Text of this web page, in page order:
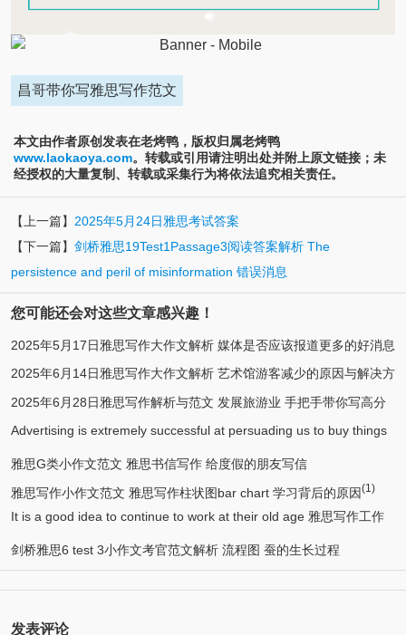
昌哥带你写雅思写作范文
本文由作者原创发表在老烤鸭，版权归属老烤鸭
www.laokaoya.com。转载或引用请注明出处并附上原文链接；未
经授权的大量复制、转载或采集行为将依法追究相关责任。
【上一篇】 2025年5月24日雅思考试答案
【下一篇】 剑桥雅思19Test1Passage3阅读答案解析 The
persistence and peril of misinformation 错误消息
您可能还会对这些文章感兴趣！
2025年5月17日雅思写作大作文解析 媒体是否应该报道更多的好消息
手把手带你写高分范文
2025年6月14日雅思写作大作文解析 艺术馆游客减少的原因与解决方
案 手把手带你写高分范文
2025年6月28日雅思写作解析与范文 发展旅游业 手把手带你写高分
范文
Advertising is extremely successful at persuading us to buy things
昌哥带你写高分范文
雅思G类小作文范文 雅思书信写作 给度假的朋友写信
雅思写作小作文范文 雅思写作柱状图bar chart 学习背后的原因(1)
It is a good idea to continue to work at their old age 雅思写作工作
类7分范文
剑桥雅思6 test 3小作文考官范文解析 流程图 蚕的生长过程
发表评论